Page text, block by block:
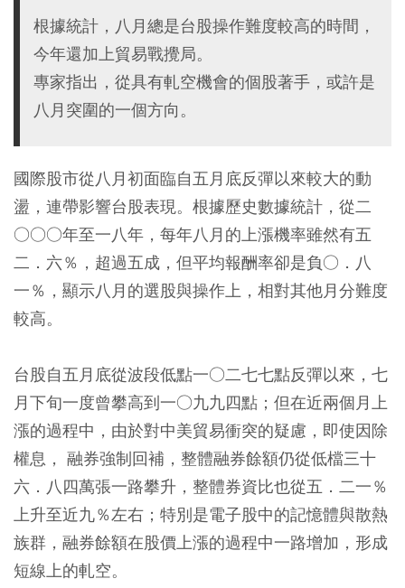
根據統計，八月總是台股操作難度較高的時間，
今年還加上貿易戰攪局。
專家指出，從具有軋空機會的個股著手，或許是
八月突圍的一個方向。
國際股市從八月初面臨自五月底反彈以來較大的動
盪，連帶影響台股表現。根據歷史數據統計，從二
○○○年至一八年，每年八月的上漲機率雖然有五
二．六％，超過五成，但平均報酬率卻是負○．八
一％，顯示八月的選股與操作上，相對其他月分難度
較高。
台股自五月底從波段低點一○二七七點反彈以來，七
月下旬一度曾攀高到一○九九四點；但在近兩個月上
漲的過程中，由於對中美貿易衝突的疑慮，即使因除
權息， 融券強制回補，整體融券餘額仍從低檔三十
六．八四萬張一路攀升，整體券資比也從五．二一％
上升至近九％左右；特別是電子股中的記憶體與散熱
族群，融券餘額在股價上漲的過程中一路增加，形成
短線上的軋空。